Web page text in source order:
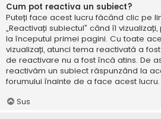
Cum pot reactiva un subiect?
Puteți face acest lucru făcând clic pe
„Reactivați subiectul” când îl
la începutul primei pagini. Cu toate
vizualizați, atunci tema reactivată a
de reactivare nu a fost încă atins. De
reactivăm un subiect răspunzând la
forumului înainte de a face acest lucru.
Sus